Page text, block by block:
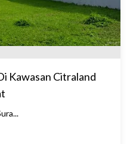
Kawasan Citraland